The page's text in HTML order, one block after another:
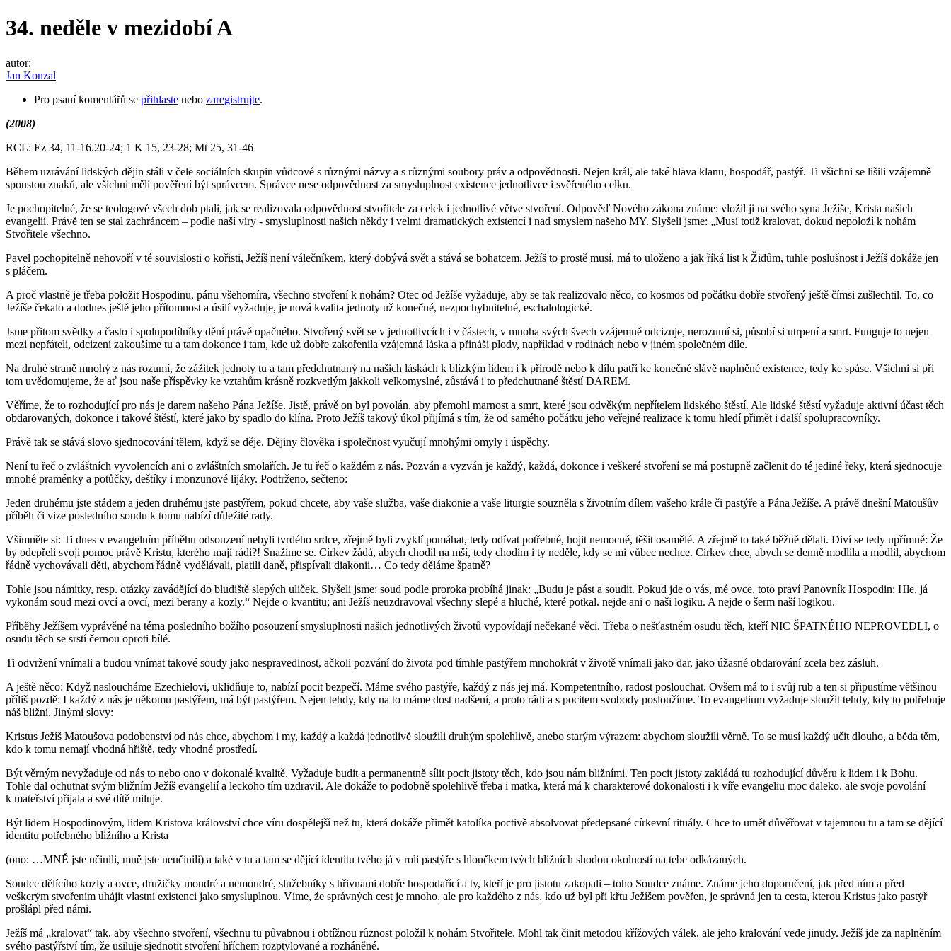
34. neděle v mezidobí A
autor:
Jan Konzal
Pro psaní komentářů se přihlaste nebo zaregistrujte.
(2008)
RCL: Ez 34, 11-16.20-24; 1 K 15, 23-28; Mt 25, 31-46
Během uzrávání lidských dějin stáli v čele sociálních skupin vůdcové s různými názvy a s různými soubory práv a odpovědnosti. Nejen král, ale také hlava klanu, hospodář, pastýř. Ti všichni se lišili vzájemně
spoustou znaků, ale všichni měli pověření být správcem. Správce nese odpovědnost za smysluplnost existence jednotlivce i svěřeného celku.
Je pochopitelné, že se teologové všech dob ptali, jak se realizovala odpovědnost stvořitele za celek i jednotlivé větve stvoření. Odpověď Nového zákona známe: vložil ji na svého syna Ježíše, Krista našich
evangelií. Právě ten se stal zachráncem – podle naší víry - smysluplnosti našich někdy i velmi dramatických existencí i nad smyslem našeho MY. Slyšeli jsme: „Musí totiž kralovat, dokud nepoloží k nohám
Stvořitele všechno.
Pavel pochopitelně nehovoří v té souvislosti o kořisti, Ježíš není válečníkem, který dobývá svět a stává se bohatcem. Ježíš to prostě musí, má to uloženo a jak říká list k Židům, tuhle poslušnost i Ježíš dokáže jen
s pláčem.
A proč vlastně je třeba položit Hospodinu, pánu všehomíra, všechno stvoření k nohám? Otec od Ježíše vyžaduje, aby se tak realizovalo něco, co kosmos od počátku dobře stvořený ještě čímsi zušlechtil. To, co
Ježíše čekalo a dodnes ještě jeho přítomnost a úsilí vyžaduje, je nová kvalita jednoty už konečné, nezpochybnitelné, eschalologické.
Jsme přitom svědky a často i spolupodílníky dění právě opačného. Stvořený svět se v jednotlivcích i v částech, v mnoha svých švech vzájemně odcizuje, nerozumí si, působí si utrpení a smrt. Funguje to nejen
mezi nepřáteli, odcizení zakoušíme tu a tam dokonce i tam, kde už dobře zakořenila vzájemná láska a přináší plody, například v rodinách nebo v jiném společném díle.
Na druhé straně mnohý z nás rozumí, že zážitek jednoty tu a tam předchutnaný na našich láskách k blízkým lidem i k přírodě nebo k dílu patří ke konečné slávě naplněné existence, tedy ke spáse. Všichni si při
tom uvědomujeme, že ať jsou naše příspěvky ke vztahům krásně rozkvetlým jakkoli velkomyslné, zůstává i to předchutnané štěstí DAREM.
Věříme, že to rozhodující pro nás je darem našeho Pána Ježíše. Jistě, právě on byl povolán, aby přemohl marnost a smrt, které jsou odvěkým nepřítelem lidského štěstí. Ale lidské štěstí vyžaduje aktivní účast těch
obdarovaných, dokonce i takové štěstí, které jako by spadlo do klína. Proto Ježíš takový úkol přijímá s tím, že od samého počátku jeho veřejné realizace k tomu hledí přimět i další spolupracovníky.
Právě tak se stává slovo sjednocování tělem, když se děje. Dějiny člověka i společnost vyučují mnohými omyly i úspěchy.
Není tu řeč o zvláštních vyvolencích ani o zvláštních smolařích. Je tu řeč o každém z nás. Pozván a vyzván je každý, každá, dokonce i veškeré stvoření se má postupně začlenit do té jediné řeky, která sjednocuje
mnohé praménky a potůčky, deštíky i monzunové lijáky. Podtrženo, sečteno:
Jeden druhému jste stádem a jeden druhému jste pastýřem, pokud chcete, aby vaše služba, vaše diakonie a vaše liturgie souzněla s životním dílem vašeho krále či pastýře a Pána Ježíše. A právě dnešní Matoušův
příběh či vize posledního soudu k tomu nabízí důležité rady.
Všimněte si: Ti dnes v evangelním příběhu odsouzení nebyli tvrdého srdce, zřejmě byli zvyklí pomáhat, tedy odívat potřebné, hojit nemocné, těšit osamělé. A zřejmě to také běžně dělali. Diví se tedy upřímně: Že
by odepřeli svoji pomoc právě Kristu, kterého mají rádi?! Snažíme se. Církev žádá, abych chodil na mší, tedy chodím i ty neděle, kdy se mi vůbec nechce. Církev chce, abych se denně modlila a modlil, abychom
řádně vychovávali děti, abychom řádně vydělávali, platili daně, přispívali diakonii… Co tedy děláme špatně?
Tohle jsou námitky, resp. otázky zavádějící do bludiště slepých uliček. Slyšeli jsme: soud podle proroka probíhá jinak: „Budu je pást a soudit. Pokud jde o vás, mé ovce, toto praví Panovník Hospodin: Hle, já
vykonám soud mezi ovcí a ovcí, mezi berany a kozly.“ Nejde o kvantitu; ani Ježíš neuzdravoval všechny slepé a hluché, které potkal. nejde ani o naši logiku. A nejde o šerm naší logikou.
Příběhy Ježíšem vyprávěné na téma posledního božího posouzení smysluplnosti našich jednotlivých životů vypovídají nečekané věci. Třeba o nešťastném osudu těch, kteří NIC ŠPATNÉHO NEPRO­VEDLI, o
osudu těch se srstí černou oproti bílé.
Ti odvržení vnímali a budou vnímat takové soudy jako nespravedlnost, ačkoli pozvání do života pod tímhle pastýřem mnohokrát v životě vnímali jako dar, jako úžasné obdarování zcela bez zásluh.
A ještě něco: Když nasloucháme Ezechielovi, uklidňuje to, nabízí pocit bezpečí. Máme svého pastýře, každý z nás jej má. Kompetentního, radost poslouchat. Ovšem má to i svůj rub a ten si připustíme většinou
příliš pozdě: I každý z nás je někomu pastýřem, má být pastýřem. Nejen tehdy, kdy na to máme dost nadšení, a proto rádi a s pocitem svobody posloužíme. To evangelium vyžaduje sloužit tehdy, kdy to potřebuje
náš bližní. Jinými slovy:
Kristus Ježíš Matoušova podobenství od nás chce, abychom i my, každý a každá jednotlivě sloužili druhým spolehlivě, anebo starým výrazem: abychom sloužili věrně. To se musí každý učit dlouho, a běda těm,
kdo k tomu nemají vhodná hřiště, tedy vhodné prostředí.
Být věrným nevyžaduje od nás to nebo ono v dokonalé kvalitě. Vyžaduje budit a permanentně sílit pocit jistoty těch, kdo jsou nám bližními. Ten pocit jistoty zakládá tu rozhodující důvěru k lidem i k Bohu.
Tohle dal ochut­­nat svým bližním Ježíš evangelií a leckoho tím uzdravil. Ale dokáže to podobně spolehlivě třeba i matka, která má k charakterové dokonalosti i k víře evangeliu moc daleko. ale svoje povolání
k mateřství přijala a své dítě miluje.
Být lidem Hospodinovým, lidem Kristova království chce víru dospělejší než tu, která dokáže přimět katolíka poctivě absolvovat předepsané církevní rituály. Chce to umět důvěřovat v tajemnou tu a tam se dějící
identitu potřebného bližního a Krista
(ono: …MNĚ jste učinili, mně jste neučinili) a také v tu a tam se dějící identitu tvého já v roli pastýře s hloučkem tvých bližních shodou okolností na tebe odkázaných.
Soudce dělícího kozly a ovce, družičky moudré a nemoudré, služebníky s hřivnami dobře hospodařící a ty, kteří je pro jistotu zakopali – toho Soudce známe. Známe jeho doporučení, jak před ním a před
veškerým stvořením uhájit vlastní existenci jako smysluplnou. Víme, že správných cest je mnoho, ale pro každého z nás, kdo už byl při křtu Ježíšem pověřen, je správná jen ta cesta, kterou Kristus jako pastýř
prošlápl před námi.
Ježíš má „kralovat“ tak, aby všechno stvoření, všechnu tu půvabnou i obtížnou různost položil k nohám Stvořitele. Mohl tak činit metodou křížových válek, ale jeho kralování vede jinudy. Ježíš jde za naplněním
svého pastýřství tím, že usiluje sjednotit stvoření hříchem rozptylované a rozháněné.